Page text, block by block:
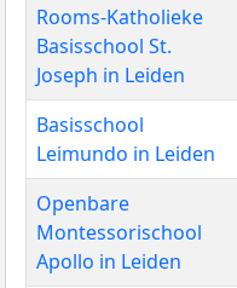
Rooms-Katholieke
Basisschool St.
Joseph in Leiden
Basisschool
Leimundo in Leiden
Openbare
Montessorischool
Apollo in Leiden